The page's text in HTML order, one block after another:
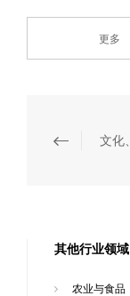
更多
其他行业领域
农业与食品